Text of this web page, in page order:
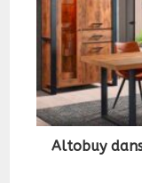
Altobuy